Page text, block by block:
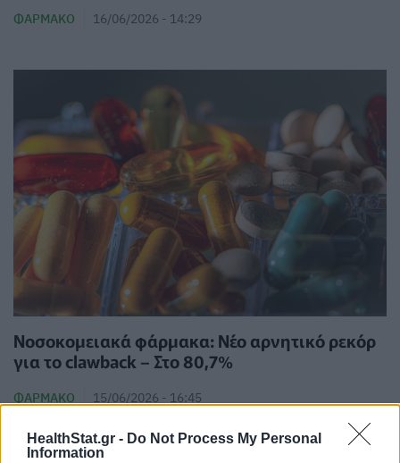
HealthStat.gr - Do Not Process My Personal
Information
ΦΆΡΜΑΚΟ 16/06/2026 - 14:29
Νοσοκομειακά φάρμακα: Νέο αρνητικό ρεκόρ
για το clawback – Στο 80,7%
ΦΆΡΜΑΚΟ 15/06/2026 - 16:45